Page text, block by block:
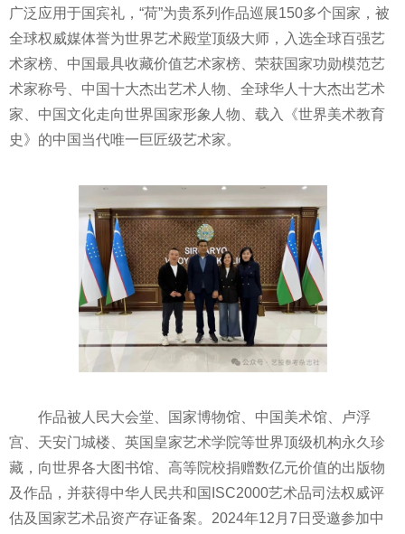
广泛应用于国宾礼，“荷”为贵系列作品巡展150多个国家，被
全球权威媒体誉为世界艺术殿堂顶级大师，入选全球百强艺
术家榜、中国最具收藏价值艺术家榜、荣获国家功勋模范艺
术家称号、中国十大杰出艺术人物、全球华人十大杰出艺术
家、中国文化走向世界国家形象人物、载入《世界美术教育
史》的中国当代唯一巨匠级艺术家。
作品被人民大会堂、国家博物馆、中国美术馆、卢浮
宫、天安门城楼、英国皇家艺术学院等世界顶级机构永久珍
藏，向世界各大图书馆、高等院校捐赠数亿元价值的出版物
及作品，并获得中华人民共和国ISC2000艺术品司法权威评
估及国家艺术品资产存证备案。2024年12月7日受邀参加中